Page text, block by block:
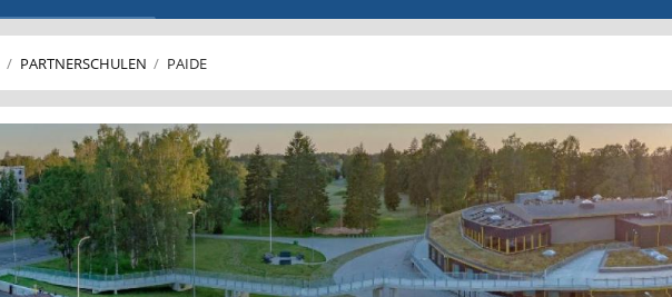
/ PARTNERSCHULEN / PAIDE